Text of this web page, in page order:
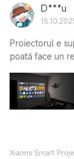
D***u
Proiectorul e
poată face un
Xiaomi Smart